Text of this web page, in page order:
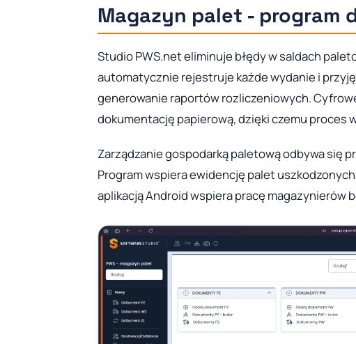
Magazyn palet - program
Studio PWS.net eliminuje błędy w saldach
automatycznie rejestruje każde wydanie i
generowanie raportów rozliczeniowych.
dokumentację papierową, dzięki czemu proces
Zarządzanie gospodarką paletową odbywa się
Program wspiera ewidencję palet
aplikacją Android wspiera pracę magazynierów